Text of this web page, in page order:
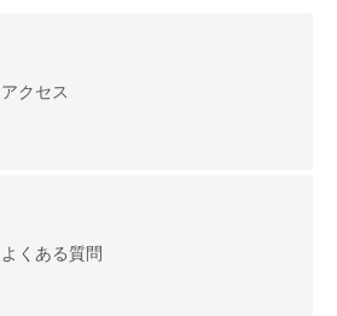
アクセス
よくある質問